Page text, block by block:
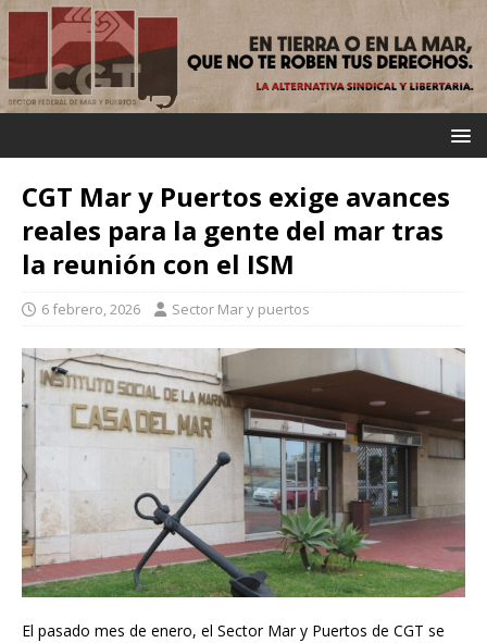
CGT Mar y Puertos exige avances
reales para la gente del mar tras
la reunión con el ISM
6 febrero, 2026 Sector Mar y puertos
El pasado mes de enero, el Sector Mar y Puertos de CGT se